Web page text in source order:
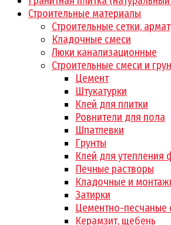
Строительные материалы
Строительные сетки,
Кладочные смеси
Люки канализационные
Строительные смеси и
Цемент
Штукатурки
Клей для плитки
Ровнители для пола
Шпатлевки
Грунты
Клей для утепления
Печные растворы
Кладочные и
Затирки
Цементно-песчаные
Керамзит, щебень